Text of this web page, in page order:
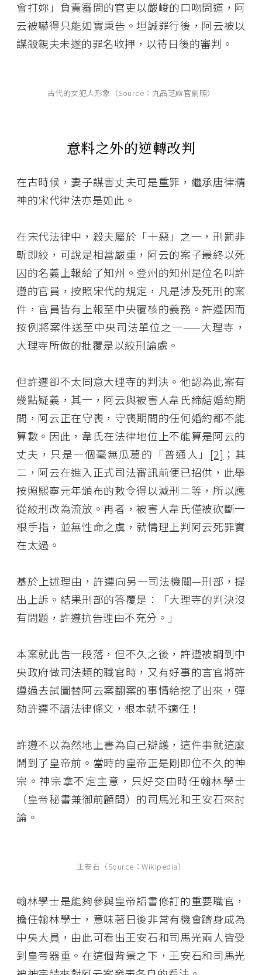
會打妳」負責審問的官吏以嚴峻的口吻問道，阿
云被嚇得只能如實秉告。坦誠罪行後，阿云被以
謀殺親夫未遂的罪名收押，以待日後的審判。
古代的女犯人形象（Source：九品芝麻官劇照）
意料之外的逆轉改判
在古時候，妻子謀害丈夫可是重罪，繼承唐律精
神的宋代律法亦是如此。
在宋代法律中，殺夫屬於「十惡」之一，刑罰非
斬即絞，可說是相當嚴重，阿云的案子最終以死
囚的名義上報給了知州。登州的知州是位名叫許
遵的官員，按照宋代的規定，凡是涉及死刑的案
件，官員皆有上報至中央覆核的義務。許遵因而
按例將案件送至中央司法單位之一——大理寺，
大理寺所做的批覆是以絞刑論處。
但許遵卻不太同意大理寺的判決。他認為此案有
幾點疑義，其一，阿云與被害人韋氏締結婚約期
間，阿云正在守喪，守喪期間的任何婚約都不能
算數。因此，韋氏在法律地位上不能算是阿云的
丈夫，只是一個毫無瓜葛的「普通人」 [2] ；其
二，阿云在進入正式司法審訊前便已招供，此舉
按照熙寧元年頒布的敕令得以減刑二等，所以應
從絞刑改為流放。再者，被害人韋氏僅被砍斷一
根手指，並無性命之虞，就情理上判阿云死罪實
在太過。
基於上述理由，許遵向另一司法機關—刑部，提
出上訴。結果刑部的答覆是：「大理寺的判決沒
有問題，許遵抗告理由不充分。」
本案就此告一段落，但不久之後，許遵被調到中
央政府做司法類的職官時，又有好事的言官將許
遵過去試圖替阿云案翻案的事情給挖了出來，彈
劾許遵不諳法律條文，根本就不適任！
許遵不以為然地上書為自己辯護，這件事就這麼
鬧到了皇帝前。當時的皇帝正是剛即位不久的神
宗。神宗拿不定主意，只好交由時任翰林學士
（皇帝秘書兼御前顧問）的司馬光和王安石來討
論。
王安石（Source：Wikipedia）
翰林學士是能夠參與皇帝詔書修訂的重要職官，
擔任翰林學士，意味著日後非常有機會躋身成為
中央大員，由此可看出王安石和司馬光兩人皆受
到皇帝器重。在這個背景之下，王安石和司馬光